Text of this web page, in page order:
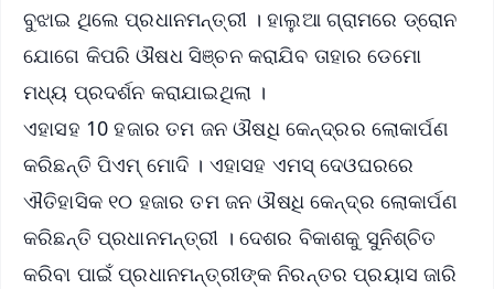
ବୁଝାଇ ଥିଲେ ପ୍ରଧାନମନ୍ତ୍ରୀ । ହାଲୁଆ ଗ୍ରାମରେ ଡ୍ରୋନ
ଯୋଗେ କିପରି ଔଷଧ ସିଞ୍ଚନ କରାଯିବ ତାହାର ଡେମୋ
ମଧ୍ୟ ପ୍ରଦର୍ଶନ କରାଯାଇଥିଲା ।
ଏହାସହ 10 ହଜାର ତମ ଜନ ଔଷଧି କେନ୍ଦ୍ରର ଲୋକାର୍ପଣ
କରିଛନ୍ତି ପିଏମ୍ ମୋଦି । ଏହାସହ ଏମସ୍ ଦେଓଘରରେ
ଐତିହାସିକ ୧୦ ହଜାର ତମ ଜନ ଔଷଧି କେନ୍ଦ୍ର ଲୋକାର୍ପଣ
କରିଛନ୍ତି ପ୍ରଧାନମନ୍ତ୍ରୀ । ଦେଶର ବିକାଶକୁ ସୁନିଶ୍ଚିତ
କରିବା ପାଇଁ ପ୍ରଧାନମନ୍ତ୍ରୀଙ୍କ ନିରନ୍ତର ପ୍ରୟାସ ଜାରି